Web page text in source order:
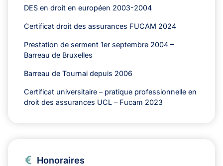
DES en droit en européen 2003-2004
Certificat droit des assurances FUCAM 2024
Prestation de serment 1er septembre 2004 –
Barreau de Bruxelles
Barreau de Tournai depuis 2006
Certificat universitaire – pratique professionnelle en
droit des assurances UCL – Fucam 2023
Honoraires